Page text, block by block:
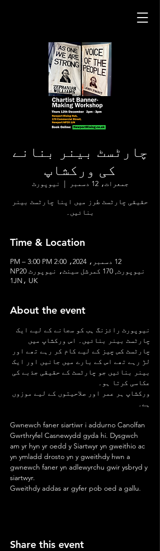
چارٹسٹ بینر بنانے
کی ورکشاپ
جمعرات، 12 دسمبر
  |
نیوپورٹ
حقیقی چارٹسٹ طرز میں اپنا چارٹسٹ بینر
بنائیں۔
Time & Location
12 دسمبر، 2024، 2:00 PM – 3:00 PM
نیوپورٹ, 170 کمرشل سینٹ، نیوپورٹ NP20
1JN، UK
About the event
نیوپورٹ رائزنگ ہب کو سجانے کے لیے ایک
چارٹسٹ بینر بنائیں۔ اس ورکشاپ میں
چارٹسٹ کس چیز کے لیے کام کر رہے تھے اور
لڑ رہے تھے اس کے بارے میں جانیں اور ایک
بینر بنائیں جو چارٹسٹ کے حقیقی جذبے کی
عکاسی کرتا ہو۔
ورکشاپ ہر عمر اور صلاحیتوں کے لیے موزوں
ہے۔
Gwnewch faner siartiwr i addurno Canolfan
Gwrthryfel Casnewydd gyda hi. Dysgwch
am yr hyn yr oedd y Siartwyr yn gweithio ac
yn ymladd drosto yn y gweithdy hwn a
gwnewch faner yn adlewyrchu gwir ysbryd y
siartwyr.
Gweithdy addas ar gyfer pob oed a gallu.
Share this event